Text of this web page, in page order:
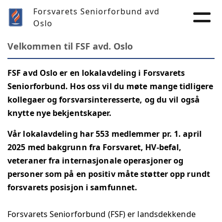
Forsvarets Seniorforbund avd
Oslo
Velkommen til FSF avd. Oslo
FSF avd Oslo er en lokalavdeling i Forsvarets
Seniorforbund. Hos oss vil du møte mange tidligere
kollegaer og forsvarsinteresserte, og du vil også
knytte nye bekjentskaper.
Vår lokalavdeling har 553 medlemmer pr. 1. april
2025 med bakgrunn fra Forsvaret, HV-befal,
veteraner fra internasjonale operasjoner og
personer som på en positiv måte støtter opp rundt
forsvarets posisjon i samfunnet.
Forsvarets Seniorforbund (FSF) er landsdekkende